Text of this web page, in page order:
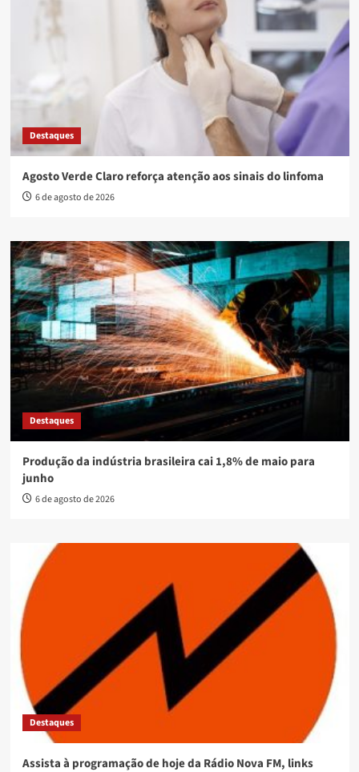
Destaques
Agosto Verde Claro reforça atenção aos sinais do linfoma
6 de agosto de 2026
Destaques
Produção da indústria brasileira cai 1,8% de maio para
junho
6 de agosto de 2026
Destaques
Assista à programação de hoje da Rádio Nova FM, links